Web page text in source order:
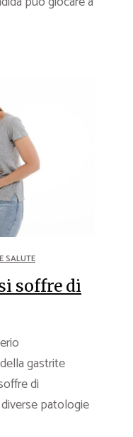
SALUTE
soffre di
gastrite
di
patologie